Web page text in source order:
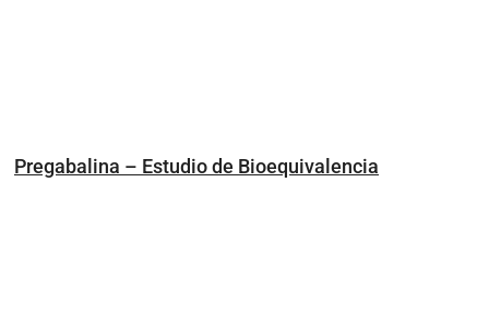
Pregabalina – Estudio de Bioequivalencia